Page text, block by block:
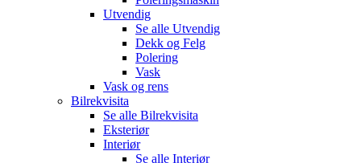
Utvendig
Se alle Utvendig
Dekk og Felg
Polering
Vask
Vask og rens
Bilrekvisita
Se alle Bilrekvisita
Eksteriør
Interiør
Se alle Interiør